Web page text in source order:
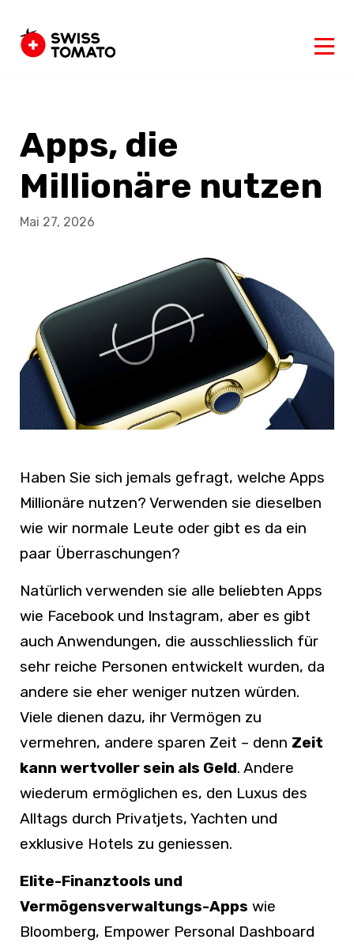
Apps, die
Millionäre nutzen
Mai 27, 2026
Haben Sie sich jemals gefragt, welche Apps
Millionäre nutzen? Verwenden sie dieselben
wie wir normale Leute oder gibt es da ein
paar Überraschungen?
Natürlich verwenden sie alle beliebten Apps
wie Facebook und Instagram, aber es gibt
auch Anwendungen, die ausschliesslich für
sehr reiche Personen entwickelt wurden, da
andere sie eher weniger nutzen würden.
Viele dienen dazu, ihr Vermögen zu
vermehren, andere sparen Zeit – denn Zeit
kann wertvoller sein als Geld. Andere
wiederum ermöglichen es, den Luxus des
Alltags durch Privatjets, Yachten und
exklusive Hotels zu geniessen.
Elite-Finanztools und
Vermögensverwaltungs-Apps wie
Bloomberg, Empower Personal Dashboard